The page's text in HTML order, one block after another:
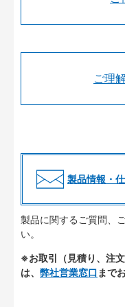
ご理
製品情報・
製品に関するご質問、
い。
※お取引（見積り、注
は、 弊社営業窓口 まで